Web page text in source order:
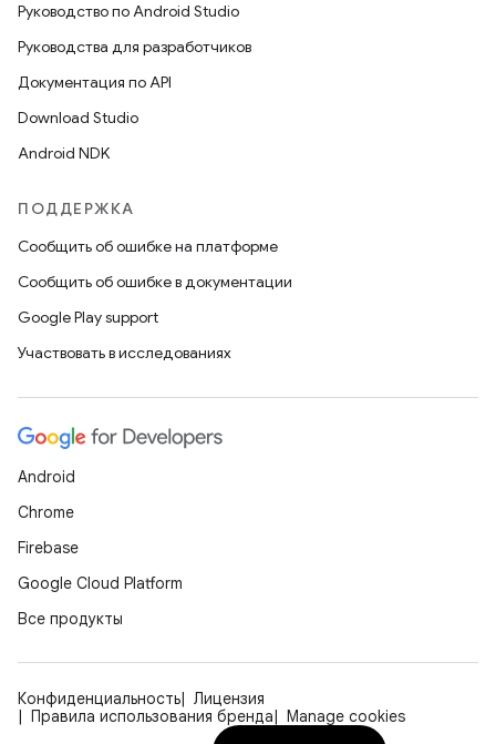
Руководство по Android Studio
Руководства для разработчиков
Документация по API
Download Studio
Android NDK
ПОДДЕРЖКА
Сообщить об ошибке на платформе
Сообщить об ошибке в документации
Google Play support
Участвовать в исследованиях
Android
Chrome
Firebase
Google Cloud Platform
Все продукты
Конфиденциальность
Лицензия
Правила использования бренда
Manage cookies